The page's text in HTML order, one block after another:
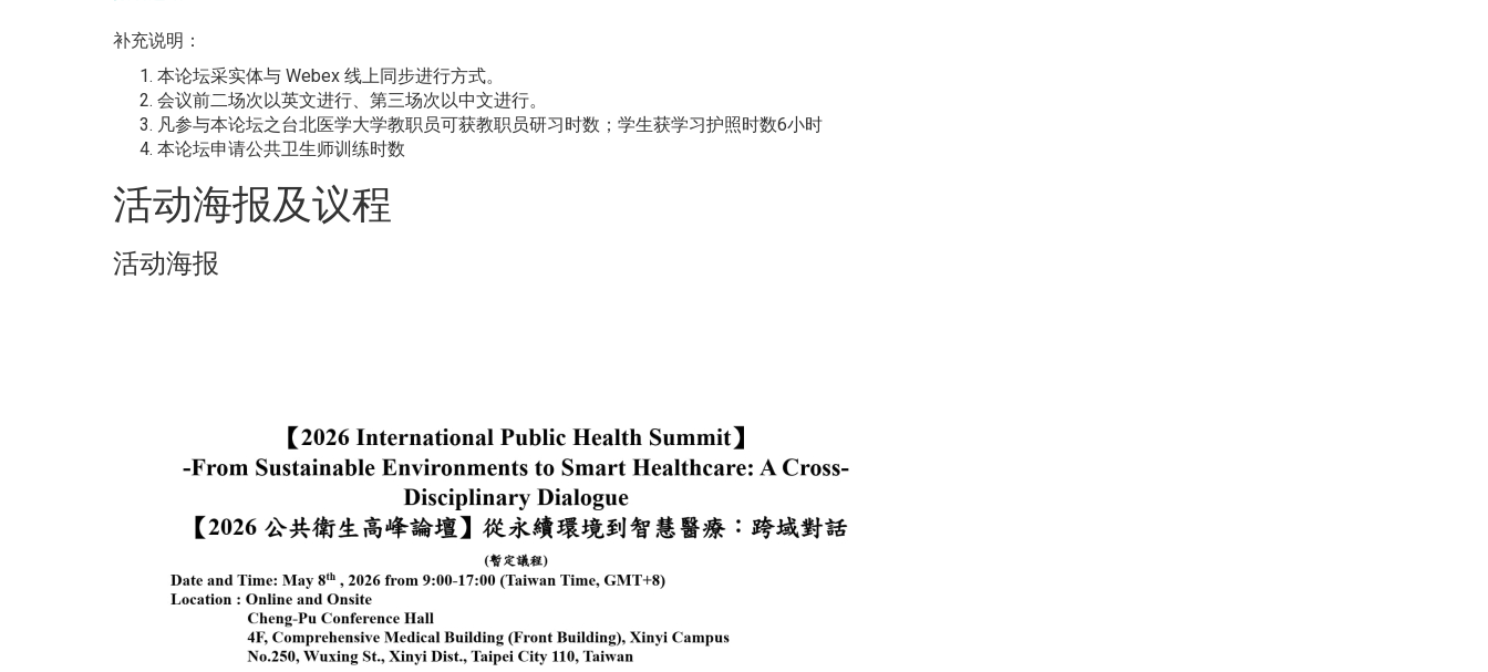
补充说明：
本论坛采实体与 Webex 线上同步进行方式。
会议前二场次以英文进行、第三场次以中文进行。
凡参与本论坛之台北医学大学教职员可获教职员研习时数；学生获学习护照时数6小时
本论坛申请公共卫生师训练时数
活动海报及议程
活动海报